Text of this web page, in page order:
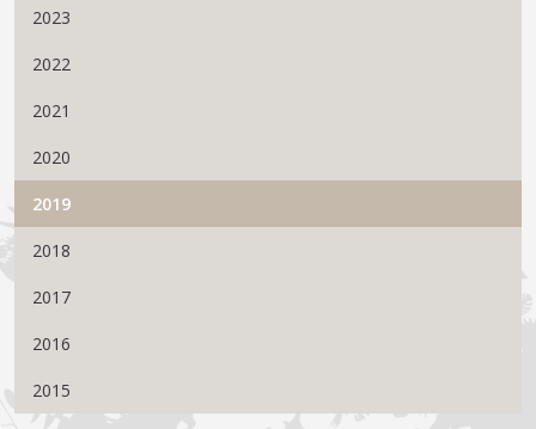
2023
2022
2021
2020
2019
2018
2017
2016
2015